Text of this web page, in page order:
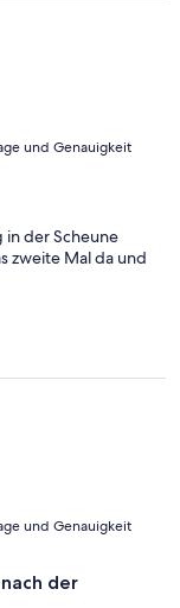
und Genauigkeit
in der Scheune
zweite Mal da und
und Genauigkeit
der